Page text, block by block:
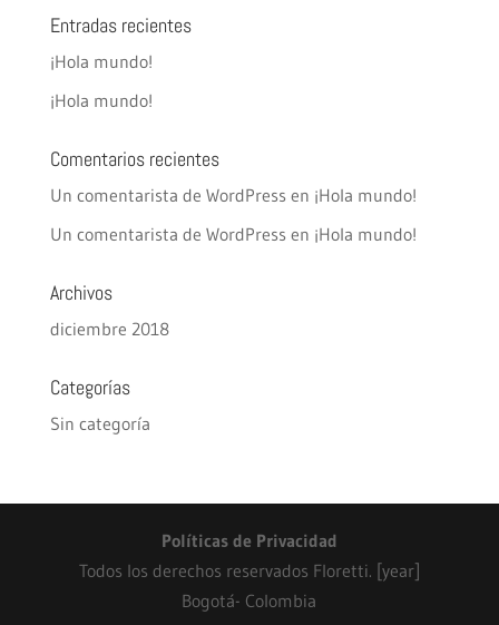
Entradas recientes
¡Hola mundo!
¡Hola mundo!
Comentarios recientes
Un comentarista de WordPressen ¡Hola mundo!
Un comentarista de WordPressen ¡Hola mundo!
Archivos
diciembre 2018
Categorías
Sin categoría
Políticas de Privacidad
Todos los derechos reservados Floretti. [year]
Bogotá- Colombia